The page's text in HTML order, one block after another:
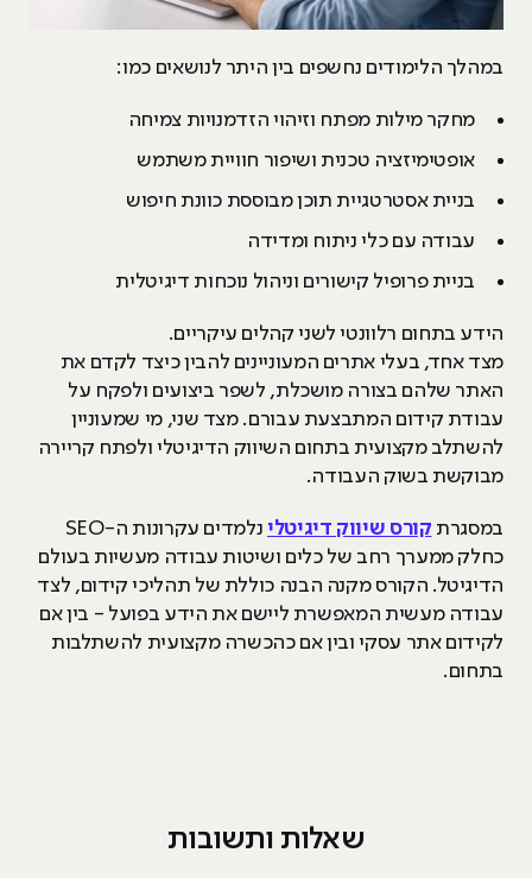
במהלך הלימודים נחשפים בין היתר לנושאים כמו:
מחקר מילות מפתח וזיהוי הזדמנויות צמיחה
אופטימיזציה טכנית ושיפור חוויית משתמש
בניית אסטרטגיית תוכן מבוססת כוונת חיפוש
עבודה עם כלי ניתוח ומדידה
בניית פרופיל קישורים וניהול נוכחות דיגיטלית
הידע בתחום רלוונטי לשני קהלים עיקריים.
מצד אחד, בעלי אתרים המעוניינים להבין כיצד לקדם את
האתר שלהם בצורה מושכלת, לשפר ביצועים ולפקח על
עבודת קידום המתבצעת עבורם. מצד שני, מי שמעוניין
להשתלב מקצועית בתחום השיווק הדיגיטלי ולפתח קריירה
מבוקשת בשוק העבודה.
במסגרת קורס שיווק דיגיטלי
נלמדים עקרונות ה-SEO
כחלק ממערך רחב של כלים ושיטות עבודה מעשיות בעולם
הדיגיטל. הקורס מקנה הבנה כוללת של תהליכי קידום, לצד
עבודה מעשית המאפשרת ליישם את הידע בפועל - בין אם
לקידום אתר עסקי ובין אם כהכשרה מקצועית להשתלבות
בתחום.
שאלות ותשובות